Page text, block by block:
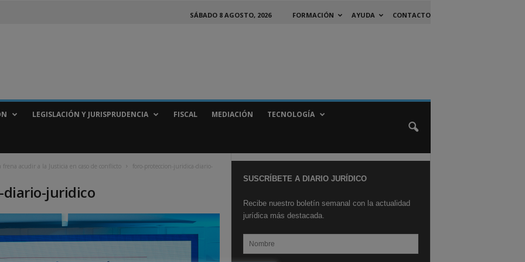
SÁBADO 8 AGOSTO, 2026 FORMACIÓN AYUDA CONTACTO
LEGISLACIÓN Y JURISPRUDENCIA FISCAL MEDIACIÓN TECNOLOGÍA
acudir a la Justicia en caso de conflicto
foro-proteccion-juridica-diario-
juridico
SUSCRÍBETE A DIARIO JURÍDICO
Recibe nuestro boletín semanal con la actualidad
jurídica más destacada.